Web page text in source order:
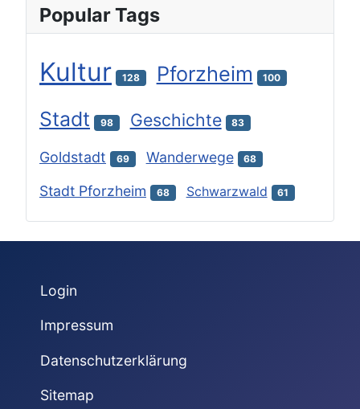
Popular Tags
Kultur 128 Pforzheim 100
Stadt 98 Geschichte 83
Goldstadt 69 Wanderwege 68
Stadt Pforzheim 68 Schwarzwald 61
Login
Impressum
Datenschutzerklärung
Sitemap